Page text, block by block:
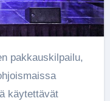
käytettävät